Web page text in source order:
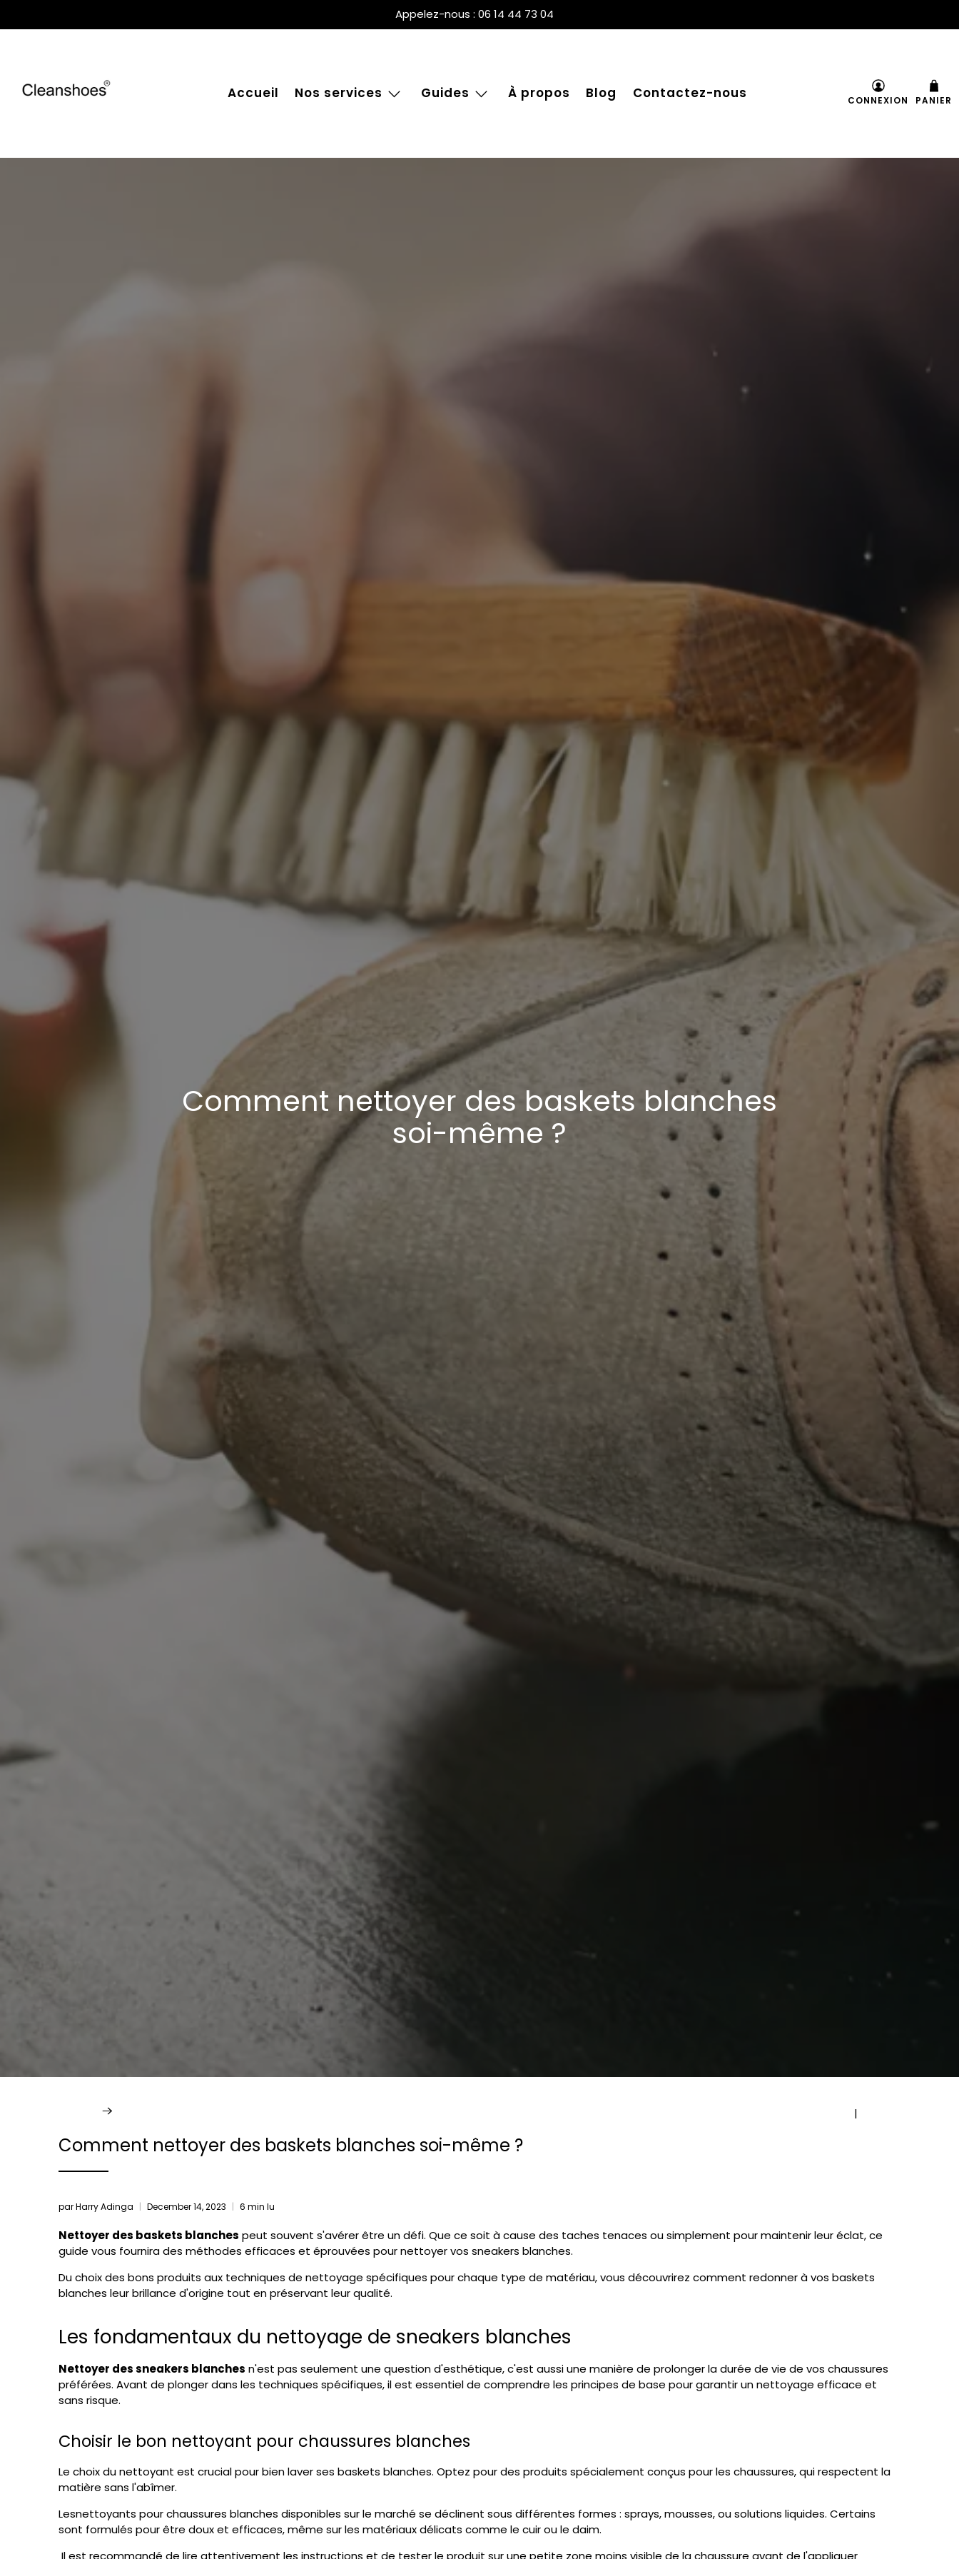
Appelez-nous : 06 14 44 73 04
Accueil Nos services Guides À propos Blog Contactez-nous CONNEXION PANIER
Comment nettoyer des baskets blanches
soi-même ?
|
Comment nettoyer des baskets blanches soi-même ?
par Harry Adinga December 14, 2023 6 min lu
Nettoyer des baskets blanches peut souvent s'avérer être un défi. Que ce soit à cause des taches tenaces ou simplement pour maintenir leur éclat, ce
guide vous fournira des méthodes efficaces et éprouvées pour nettoyer vos sneakers blanches.
Du choix des bons produits aux techniques de nettoyage spécifiques pour chaque type de matériau, vous découvrirez comment redonner à vos baskets
blanches leur brillance d'origine tout en préservant leur qualité.
Les fondamentaux du nettoyage de sneakers blanches
Nettoyer des sneakers blanches n'est pas seulement une question d'esthétique, c'est aussi une manière de prolonger la durée de vie de vos chaussures
préférées. Avant de plonger dans les techniques spécifiques, il est essentiel de comprendre les principes de base pour garantir un nettoyage efficace et
sans risque.
Choisir le bon nettoyant pour chaussures blanches
Le choix du nettoyant est crucial pour bien laver ses baskets blanches. Optez pour des produits spécialement conçus pour les chaussures, qui respectent la
matière sans l'abîmer.
Lesnettoyants pour chaussures blanches disponibles sur le marché se déclinent sous différentes formes : sprays, mousses, ou solutions liquides. Certains
sont formulés pour être doux et efficaces, même sur les matériaux délicats comme le cuir ou le daim.
Il est recommandé de lire attentivement les instructions et de tester le produit sur une petite zone moins visible de la chaussure avant de l'appliquer